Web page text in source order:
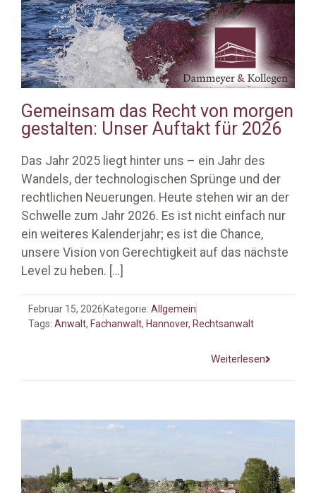
Gemeinsam das Recht von morgen
gestalten: Unser Auftakt für 2026
Das Jahr 2025 liegt hinter uns – ein Jahr des
Wandels, der technologischen Sprünge und der
rechtlichen Neuerungen. Heute stehen wir an der
Schwelle zum Jahr 2026. Es ist nicht einfach nur
ein weiteres Kalenderjahr; es ist die Chance,
unsere Vision von Gerechtigkeit auf das nächste
Level zu heben. […]
Februar 15, 2026 Kategorie: Allgemein
Tags: Anwalt, Fachanwalt, Hannover, Rechtsanwalt
Weiterlesen